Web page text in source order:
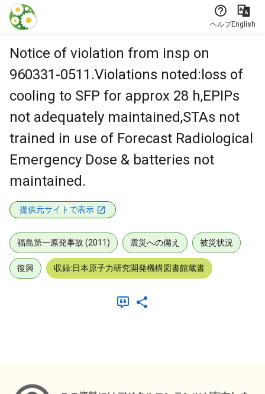
本文に飛ぶ
ヘルプEnglish
Notice of violation from insp on
960331-0511.Violations noted:loss of
cooling to SFP for approx 28 h,EPIPs
not adequately maintained,STAs not
trained in use of Forecast Radiological
Emergency Dose & batteries not
maintained.
提供元サイトで表示
福島第一原発事故 (2011) 震災への備え 被災状況
復興 収録:日本原子力研究開発機構図書館蔵書